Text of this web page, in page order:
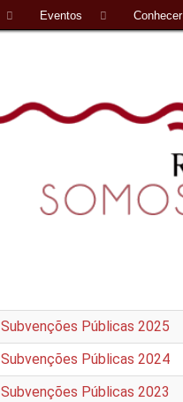
Eventos Conhecer
Subvenções Públicas 2025
Subvenções Públicas 2024
Subvenções Públicas 2023